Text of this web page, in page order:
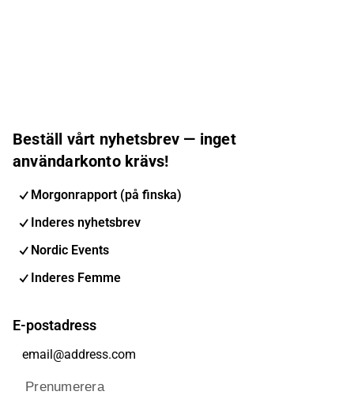
Beställ vårt nyhetsbrev — inget
användarkonto krävs!
Morgonrapport (på finska)
Inderes nyhetsbrev
Nordic Events
Inderes Femme
E-postadress
Prenumerera